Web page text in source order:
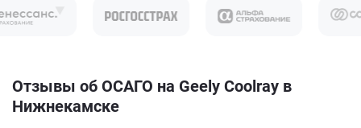
Отзывы об ОСАГО на Geely Coolray в
Нижнекамске